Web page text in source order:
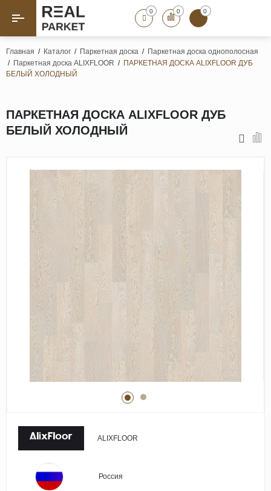
Назад
Паркет «Елка»
Назад
Штучный паркет
Художественный паркет
Паркетная доска
Полы для ванных комнат
Террасная доска
Пробковые покрытия
Ламинат
Виниловые покрытия
Стеновые панели
Лепнина
Клеевая продукция
Паркетные лаки и масла
Плинтус
0 0 0
Главная / Каталог / Паркетная доска / Паркетная доска однополосная
/ Паркетная доска ALIXFLOOR / ПАРКЕТНАЯ ДОСКА ALIXFLOOR ДУБ
БЕЛЫЙ ХОЛОДНЫЙ
ПАРКЕТНАЯ ДОСКА ALIXFLOOR ДУБ
БЕЛЫЙ ХОЛОДНЫЙ
ALIXFLOOR
Россия